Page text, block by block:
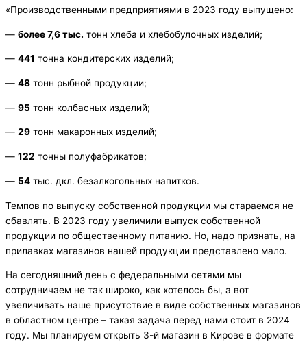
«Производственными предприятиями в 2023 году выпущено:
— более 7,6 тыс. тонн хлеба и хлебобулочных изделий;
— 441 тонна кондитерских изделий;
— 48 тонн рыбной продукции;
— 95 тонн колбасных изделий;
— 29 тонн макаронных изделий;
— 122 тонны полуфабрикатов;
— 54 тыс. дкл. безалкогольных напитков.
Темпов по выпуску собственной продукции мы стараемся не
сбавлять. В 2023 году увеличили выпуск собственной
продукции по общественному питанию. Но, надо признать, на
прилавках магазинов нашей продукции представлено мало.
На сегодняшний день с федеральными сетями мы
сотрудничаем не так широко, как хотелось бы, а вот
увеличивать наше присутствие в виде собственных магазинов
в областном центре – такая задача перед нами стоит в 2024
году. Мы планируем открыть 3-й магазин в Кирове в формате